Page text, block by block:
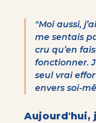
"Moi aussi,
me sentais
cru qu’en
fonctionner.
seul vrai
envers soi-
Aujourd'hui,